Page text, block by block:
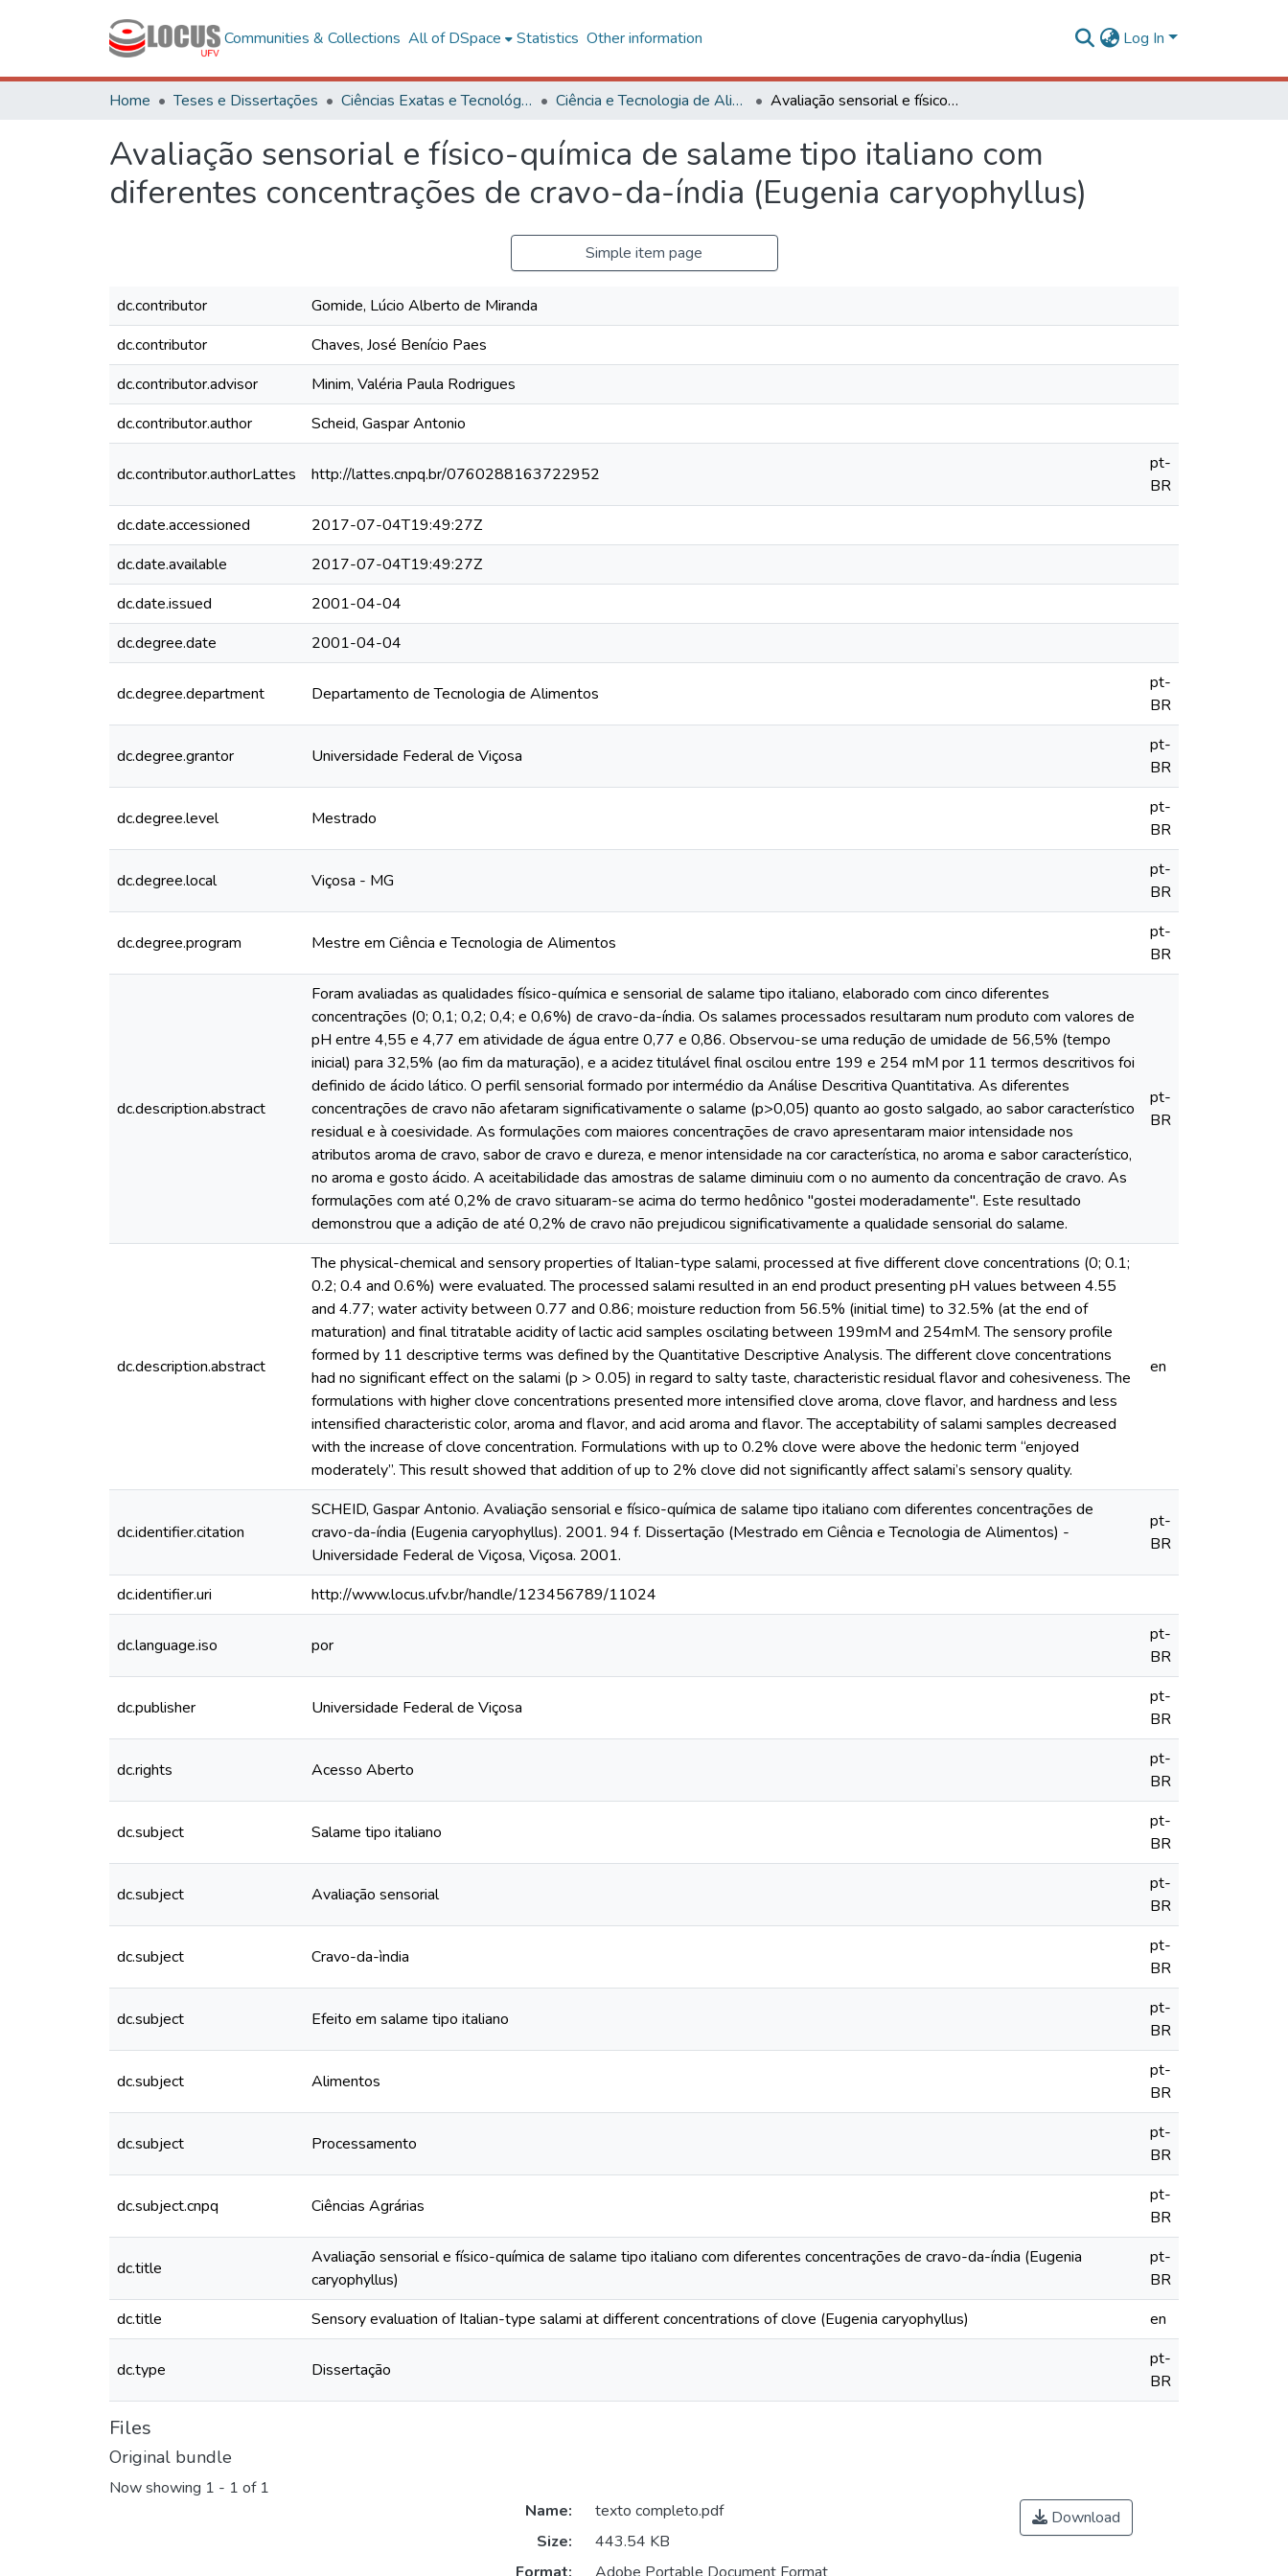
Communities & Collections All of DSpace Statistics Other information Log In
Home Teses e Dissertações Ciências Exatas e Tecnológicas Ciência e Tecnologia de Alimentos Avaliação sensorial e físico-química de salame tipo italiano com diferentes concentrações de cravo-da-índia (Eugenia caryophyllus)
Avaliação sensorial e físico-química de salame tipo italiano com
diferentes concentrações de cravo-da-índia (Eugenia caryophyllus)
Simple item page
dc.contributor
Gomide, Lúcio Alberto de Miranda
dc.contributor
Chaves, José Benício Paes
dc.contributor.advisor
Minim, Valéria Paula Rodrigues
dc.contributor.author
Scheid, Gaspar Antonio
dc.contributor.authorLattes http://lattes.cnpq.br/0760288163722952
pt-
BR
dc.date.accessioned
2017-07-04T19:49:27Z
dc.date.available
2017-07-04T19:49:27Z
dc.date.issued
2001-04-04
dc.degree.date
2001-04-04
dc.degree.department Departamento de Tecnologia de Alimentos
pt-
BR
dc.degree.grantor Universidade Federal de Viçosa
pt-
BR
dc.degree.level Mestrado
pt-
BR
dc.degree.local Viçosa - MG
pt-
BR
dc.degree.program Mestre em Ciência e Tecnologia de Alimentos
pt-
BR
dc.description.abstract
Foram avaliadas as qualidades físico-química e sensorial de salame tipo italiano, elaborado com cinco diferentes
concentrações (0; 0,1; 0,2; 0,4; e 0,6%) de cravo-da-índia. Os salames processados resultaram num produto com valores de
pH entre 4,55 e 4,77 em atividade de água entre 0,77 e 0,86. Observou-se uma redução de umidade de 56,5% (tempo
inicial) para 32,5% (ao fim da maturação), e a acidez titulável final oscilou entre 199 e 254 mM por 11 termos descritivos foi
definido de ácido lático. O perfil sensorial formado por intermédio da Análise Descritiva Quantitativa. As diferentes
concentrações de cravo não afetaram significativamente o salame (p>0,05) quanto ao gosto salgado, ao sabor característico
residual e à coesividade. As formulações com maiores concentrações de cravo apresentaram maior intensidade nos
atributos aroma de cravo, sabor de cravo e dureza, e menor intensidade na cor característica, no aroma e sabor característico,
no aroma e gosto ácido. A aceitabilidade das amostras de salame diminuiu com o no aumento da concentração de cravo. As
formulações com até 0,2% de cravo situaram-se acima do termo hedônico "gostei moderadamente". Este resultado
demonstrou que a adição de até 0,2% de cravo não prejudicou significativamente a qualidade sensorial do salame.
pt-
BR
dc.description.abstract
The physical-chemical and sensory properties of Italian-type salami, processed at five different clove concentrations (0; 0.1;
0.2; 0.4 and 0.6%) were evaluated. The processed salami resulted in an end product presenting pH values between 4.55
and 4.77; water activity between 0.77 and 0.86; moisture reduction from 56.5% (initial time) to 32.5% (at the end of
maturation) and final titratable acidity of lactic acid samples oscilating between 199mM and 254mM. The sensory profile
formed by 11 descriptive terms was defined by the Quantitative Descriptive Analysis. The different clove concentrations
had no significant effect on the salami (p > 0.05) in regard to salty taste, characteristic residual flavor and cohesiveness. The
formulations with higher clove concentrations presented more intensified clove aroma, clove flavor, and hardness and less
intensified characteristic color, aroma and flavor, and acid aroma and flavor. The acceptability of salami samples decreased
with the increase of clove concentration. Formulations with up to 0.2% clove were above the hedonic term “enjoyed
moderately”. This result showed that addition of up to 2% clove did not significantly affect salami’s sensory quality.
en
dc.identifier.citation
SCHEID, Gaspar Antonio. Avaliação sensorial e físico-química de salame tipo italiano com diferentes concentrações de
cravo-da-índia (Eugenia caryophyllus). 2001. 94 f. Dissertação (Mestrado em Ciência e Tecnologia de Alimentos) -
Universidade Federal de Viçosa, Viçosa. 2001.
pt-
BR
dc.identifier.uri http://www.locus.ufv.br/handle/123456789/11024
dc.language.iso por
pt-
BR
dc.publisher Universidade Federal de Viçosa
pt-
BR
dc.rights Acesso Aberto
pt-
BR
dc.subject Salame tipo italiano
pt-
BR
dc.subject Avaliação sensorial
pt-
BR
dc.subject Cravo-da-ìndia
pt-
BR
dc.subject Efeito em salame tipo italiano
pt-
BR
dc.subject Alimentos
pt-
BR
dc.subject Processamento
pt-
BR
dc.subject.cnpq Ciências Agrárias
pt-
BR
dc.title
Avaliação sensorial e físico-química de salame tipo italiano com diferentes concentrações de cravo-da-índia (Eugenia
caryophyllus)
pt-
BR
dc.title
Sensory evaluation of Italian-type salami at different concentrations of clove (Eugenia caryophyllus) en
dc.type Dissertação
pt-
BR
Files
Original bundle
Now showing 1 - 1 of 1
Name:
texto completo.pdf
Size:
443.54 KB
Download